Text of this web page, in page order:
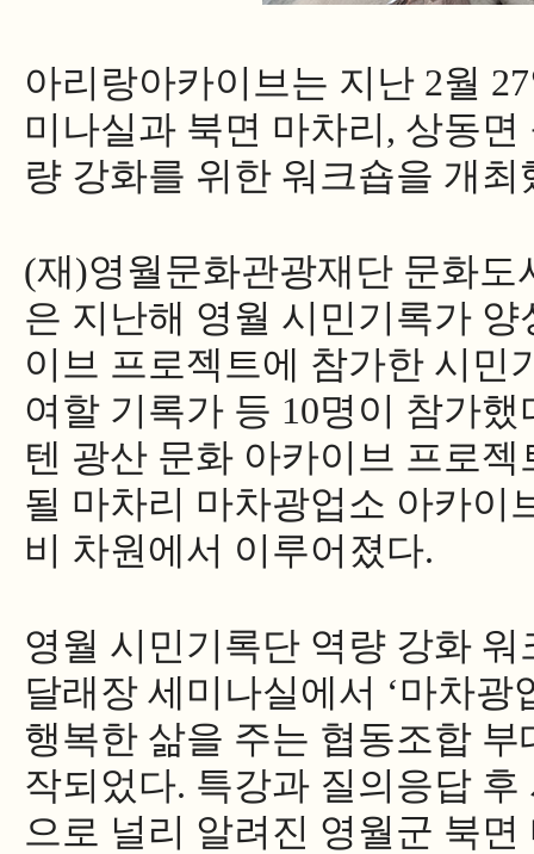
아리랑아카이브는 지난 2월 27
미나실과 북면 마차리, 상동
량 강화를 위한 워크숍을 개최
(재 )영월문화관광재단 문화
은 지난해 영월 시민기록가
이브 프로젝트에 참가한 시민
여할 기록가 등 10명이 참가했
텐 광산 문화 아카이브 프로
될 마차리 마차광업소 아카이
비 차원에서 이루어졌다.
영월 시민기록단 역량 강화
달래장 세미나실에서 ‘마차광
행복한 삶을 주는 협동조합 부
작되었다. 특강과 질의응답
으로 널리 알려진 영월군 북